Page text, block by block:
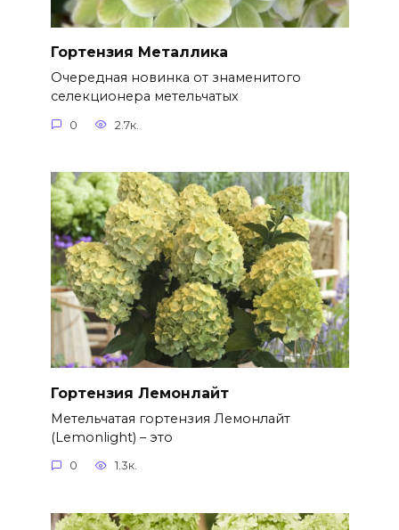
Гортензия Металлика
Очередная новинка от знаменитого
селекционера метельчатых
0 2.7к.
Гортензия Лемонлайт
Метельчатая гортензия Лемонлайт
(Lemonlight) – это
0 1.3к.